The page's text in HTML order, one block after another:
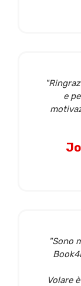
e
"Sono
Volare